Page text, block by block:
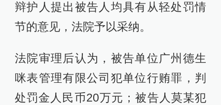
辩护人提出被告人均具有从轻处罚情
节的意见，法院予以采纳。
法院审理后认为，被告单位广州德生
咪表管理有限公司犯单位行贿罪，判
处罚金人民币20万元；被告人莫某犯